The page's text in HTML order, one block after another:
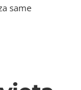
same